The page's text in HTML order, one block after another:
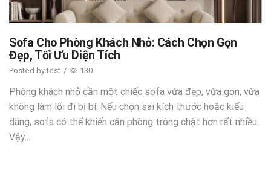
Sofa Cho Phòng Khách Nhỏ: Cách Chọn Gọn
Đẹp, Tối Ưu Diện Tích
Posted bytest / 130
Phòng khách nhỏ cần một chiếc sofa vừa đẹp, vừa gọn, vừa
không làm lối đi bị bí. Nếu chọn sai kích thước hoặc kiểu
dáng, sofa có thể khiến căn phòng trông chật hơn rất nhiều.
Vậy...